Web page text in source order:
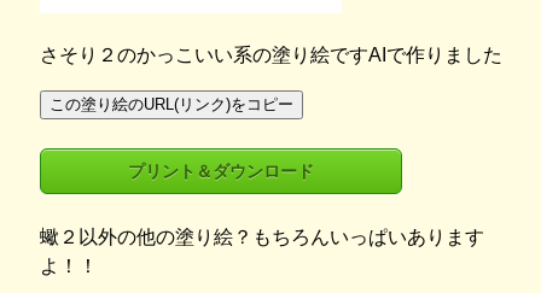
さそり２のかっこいい系の塗り絵ですAIで作りました
この塗り絵のURL(リンク)をコピー
プリント＆ダウンロード
蠍２以外の他の塗り絵？もちろんいっぱいあります
よ！！